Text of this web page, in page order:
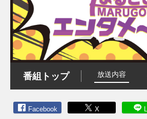
番組トップ 放送内容
Facebook X